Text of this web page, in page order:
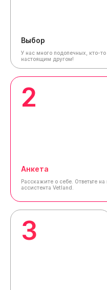
Выбор
У нас много подопечных, кто-
настоящим другом!
2
Анкета
Расскажите о себе. Ответьте
ассистента Vetland.
3